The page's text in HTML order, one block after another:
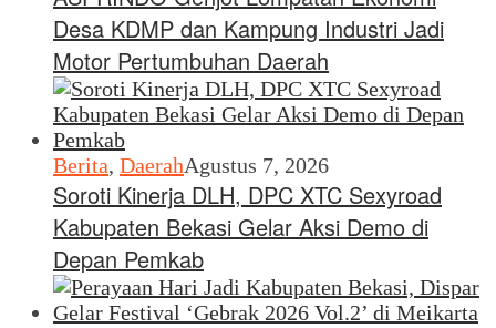
Desa KDMP dan Kampung Industri Jadi
Motor Pertumbuhan Daerah
Berita, DaerahAgustus 7, 2026
Soroti Kinerja DLH, DPC XTC Sexyroad
Kabupaten Bekasi Gelar Aksi Demo di
Depan Pemkab